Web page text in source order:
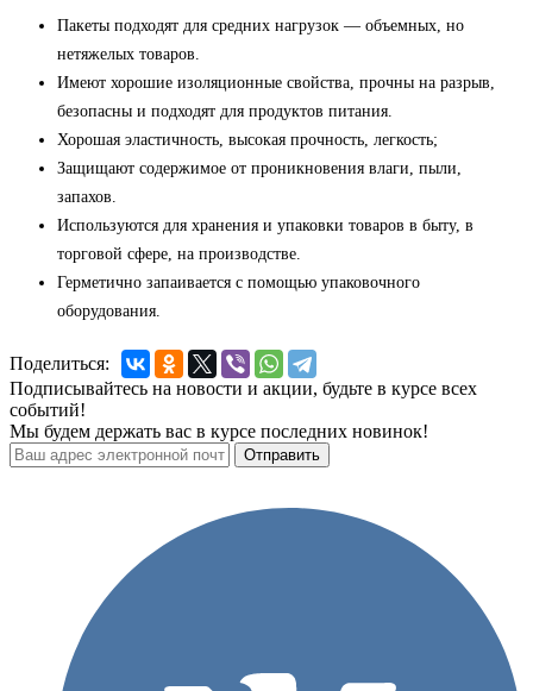
Пакеты подходят для средних нагрузок — объемных, но
нетяжелых товаров.
Имеют хорошие изоляционные свойства, прочны на разрыв,
безопасны и подходят для продуктов питания.
Хорошая эластичность, высокая прочность, легкость;
Защищают содержимое от проникновения влаги, пыли,
запахов.
Используются для хранения и упаковки товаров в быту, в
торговой сфере, на производстве.
Герметично запаивается с помощью упаковочного
оборудования.
Поделиться:
Подписывайтесь на новости и акции, будьте в курсе всех
событий!
Мы будем держать вас в курсе последних новинок!